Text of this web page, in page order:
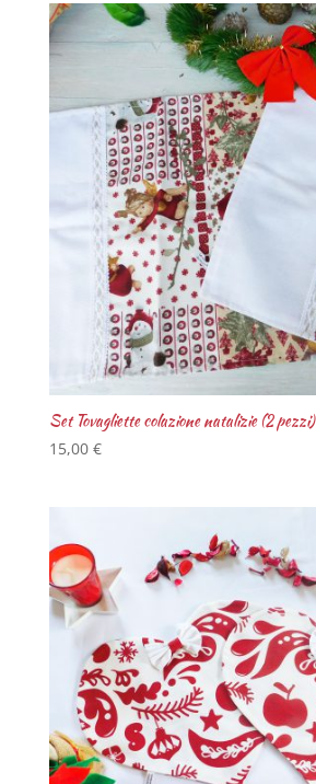
Set Tovagliette colazione natalizie (2 pezzi)
15,00 €